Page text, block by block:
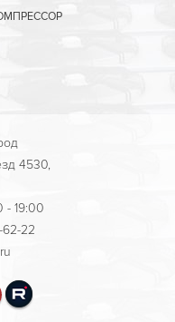
4530,
- 19:00
22